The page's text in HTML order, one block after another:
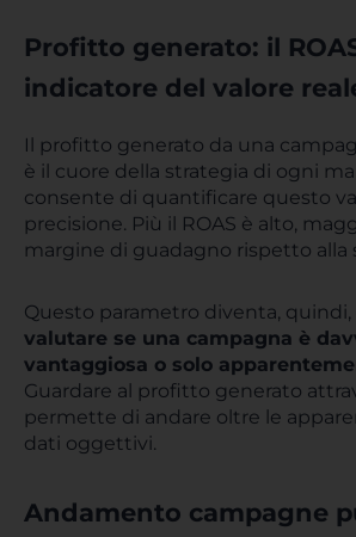
Profitto generato: il
indicatore del valore
Il profitto generato da una
è il cuore della strategia di ogni
consente di quantificare questo
precisione. Più il ROAS è alto,
margine di guadagno rispetto alla
Questo parametro diventa, quindi,
valutare se una campagna è
vantaggiosa o solo
Guardare al profitto generato
permette di andare oltre le
dati oggettivi.
Andamento campagne